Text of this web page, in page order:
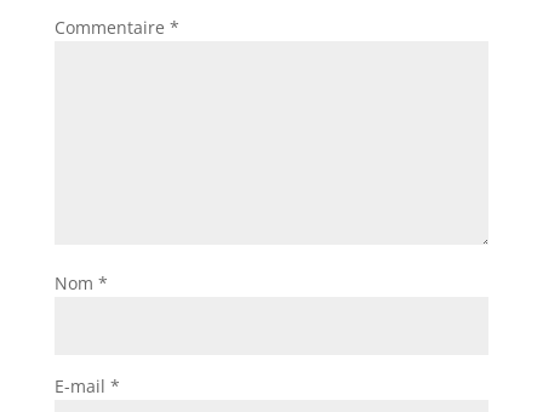
Commentaire *
Nom *
E-mail *